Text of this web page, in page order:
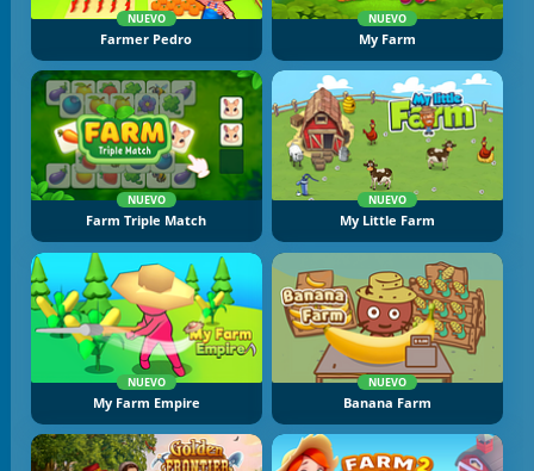
NUEVO
Farmer Pedro
NUEVO
My Farm
NUEVO
Farm Triple Match
NUEVO
My Little Farm
NUEVO
My Farm Empire
NUEVO
Banana Farm